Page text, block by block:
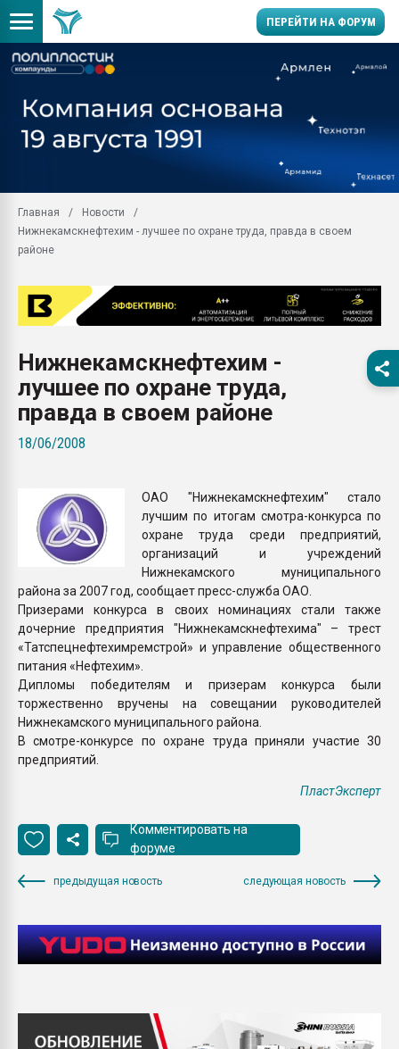
ПЕРЕЙТИ НА ФОРУМ
производство SPC
заводу пластмасс"
28.07.2026
первый план в
28.07.2026
ситуацией на
Всё, что касается
Главная
Новости
Нижнекамскнефтехим - лучшее по охране труда, правда в своем
районе
Нижнекамскнефтехим -
лучшее по охране труда,
правда в своем районе
18/06/2008
ОАО "Нижнекамскнефтехим" стало
лучшим по итогам смотра-конкурса по
охране труда среди предприятий,
организаций и учреждений
Нижнекамского муниципального
района за 2007 год, сообщает пресс-служба ОАО.
Призерами конкурса в своих номинациях стали также
дочерние предприятия "Нижнекамскнефтехима" – трест
«Татспецнефтехимремстрой» и управление общественного
питания «Нефтехим».
Дипломы победителям и призерам конкурса были
торжественно вручены на совещании руководителей
Нижнекамского муниципального района.
В смотре-конкурсе по охране труда приняли участие 30
предприятий.
ПластЭксперт
Комментировать на
форуме
предыдущая новость следующая новость